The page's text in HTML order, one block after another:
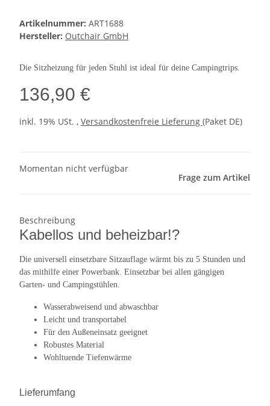
Artikelnummer: ART1688
Hersteller: Outchair GmbH
Die Sitzheizung für jeden Stuhl ist ideal für deine Campingtrips.
136,90 €
inkl. 19% USt. , Versandkostenfreie Lieferung (Paket DE)
Momentan nicht verfügbar
Frage zum Artikel
Beschreibung
Kabellos und beheizbar!?
Die universell einsetzbare Sitzauflage wärmt bis zu 5 Stunden und
das mithilfe einer Powerbank. Einsetzbar bei allen gängigen
Garten- und Campingstühlen.
Wasserabweisend und abwaschbar
Leicht und transportabel
Für den Außeneinsatz geeignet
Robustes Material
Wohltuende Tiefenwärme
Lieferumfang